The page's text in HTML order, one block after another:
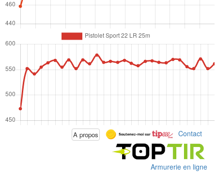
A propos Contact
Armurerie en ligne